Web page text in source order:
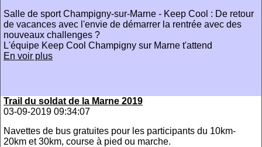
Salle de sport Champigny-sur-Marne - Keep Cool : De retour
de vacances avec l'envie de démarrer la rentrée avec des
nouveaux challenges ?
L'équipe Keep Cool Champigny sur Marne t'attend
En voir plus
Trail du soldat de la Marne 2019
03-09-2019 09:34:07
Navettes de bus gratuites pour les participants du 10km-
20km et 30km, course à pied ou marche.